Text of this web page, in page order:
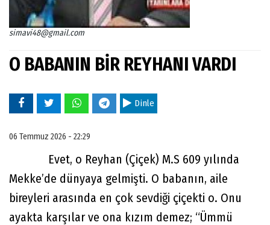
simavi48@gmail.com
O BABANIN BİR REYHANI VARDI
Dinle
06 Temmuz 2026 - 22:29
Evet, o Reyhan (Çiçek) M.S 609 yılında
Mekke’de dünyaya gelmişti. O babanın, aile
bireyleri arasında en çok sevdiği çiçekti o. Onu
ayakta karşılar ve ona kızım demez; “Ümmü